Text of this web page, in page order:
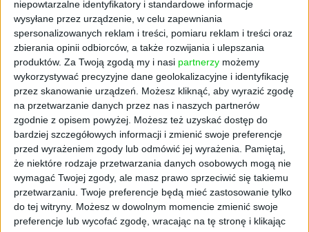
niepowtarzalne identyfikatory i standardowe informacje
wysyłane przez urządzenie, w celu zapewniania
spersonalizowanych reklam i treści, pomiaru reklam i treści oraz
zbierania opinii odbiorców, a także rozwijania i ulepszania
produktów. Za Twoją zgodą my i nasi partnerzy możemy
wykorzystywać precyzyjne dane geolokalizacyjne i identyfikację
przez skanowanie urządzeń. Możesz kliknąć, aby wyrazić zgodę
na przetwarzanie danych przez nas i naszych partnerów
zgodnie z opisem powyżej. Możesz też uzyskać dostęp do
bardziej szczegółowych informacji i zmienić swoje preferencje
przed wyrażeniem zgody lub odmówić jej wyrażenia.
Pamiętaj,
że niektóre rodzaje przetwarzania danych osobowych mogą nie
wymagać Twojej zgody, ale masz prawo sprzeciwić się takiemu
przetwarzaniu. Twoje preferencje będą mieć zastosowanie tylko
do tej witryny. Możesz w dowolnym momencie zmienić swoje
preferencje lub wycofać zgodę, wracając na tę stronę i klikając
WYWIADY
To najczęściej popełniane błędy
przez menedżerów podczas rozmów
kwalifikacyjnych [WYWIAD]
Ewa Pągowska 01.03.2021